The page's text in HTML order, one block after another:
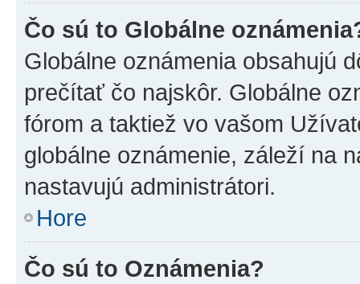
Čo sú to Globálne
Globálne oznámenia obsahujú
prečítať čo najskôr. Globálne
fórom a taktiež vo vašom
globálne oznámenie, záleží na
nastavujú administrátori.
Hore
Čo sú to Oznámenia?